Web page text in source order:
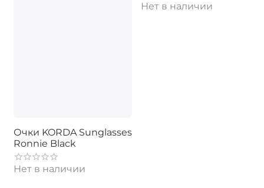
Очки KORDA Sunglasses
Ronnie Black
Нет в наличии
Нет в наличии